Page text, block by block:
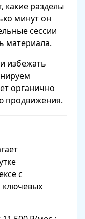
какие разделы
минут он
сессии
материала.
избежать
органично
продвижения.
с
ключевых